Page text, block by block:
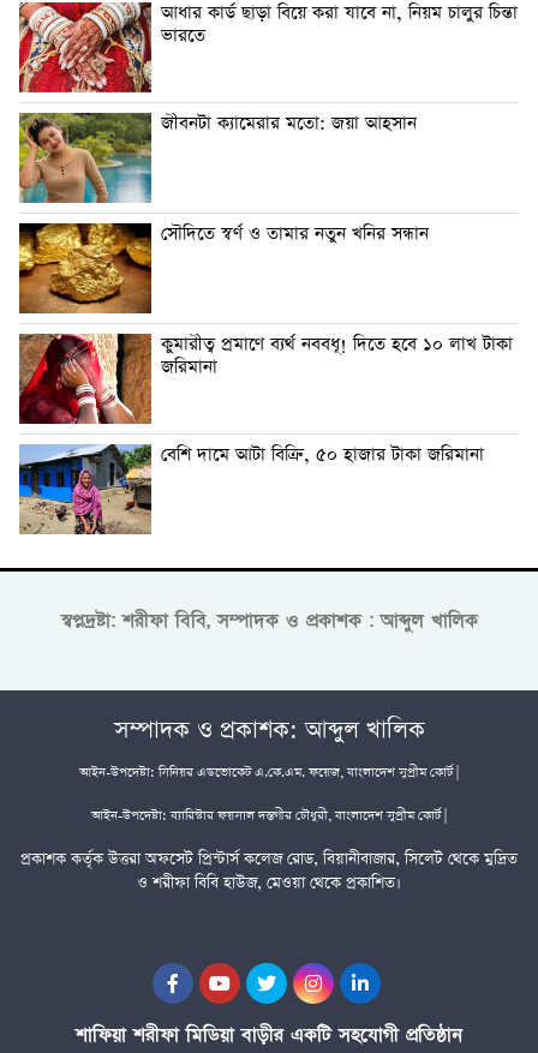
আধার কার্ড ছাড়া বিয়ে করা যাবে না, নিয়ম চালুর চিন্তা
ভারতে
জীবনটা ক্যামেরার মতো: জয়া আহসান
সৌদিতে স্বর্ণ ও তামার নতুন খনির সন্ধান
কুমারীত্ব প্রমাণে ব্যর্থ নববধূ! দিতে হবে ১০ লাখ টাকা
জরিমানা
বেশি দামে আটা বিক্রি, ৫০ হাজার টাকা জরিমানা
স্বপ্নদ্রষ্টা: শরীফা বিবি, সম্পাদক ও প্রকাশক : আব্দুল খালিক
সম্পাদক ও প্রকাশক: আব্দুল খালিক
আইন-উপদেষ্টা: সিনিয়র এডভোকেট এ.কে.এম. ফয়েজ, বাংলাদেশ সুপ্রীম কোর্ট |
আইন-উপদেষ্টা: ব্যারিস্টার ফয়সাল দস্তগীর চৌধুরী, বাংলাদেশ সুপ্রীম কোর্ট |
প্রকাশক কর্তৃক উত্তরা অফসেট প্রিন্টার্স কলেজ রোড, বিয়ানীবাজার, সিলেট থেকে মুদ্রিত
ও শরীফা বিবি হাউজ, মেওয়া থেকে প্রকাশিত।
শাফিয়া শরীফা মিডিয়া বাড়ীর একটি সহযোগী প্রতিষ্ঠান